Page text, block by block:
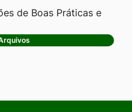
de Boas Práticas e